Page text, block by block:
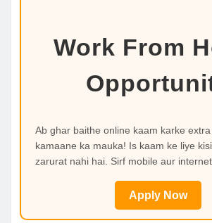
Work From
Ab ghar baithe online kaam karke
kamaane ka mauka! Is kaam ke liye
zarurat nahi hai. Sirf mobile aur
Apply Now